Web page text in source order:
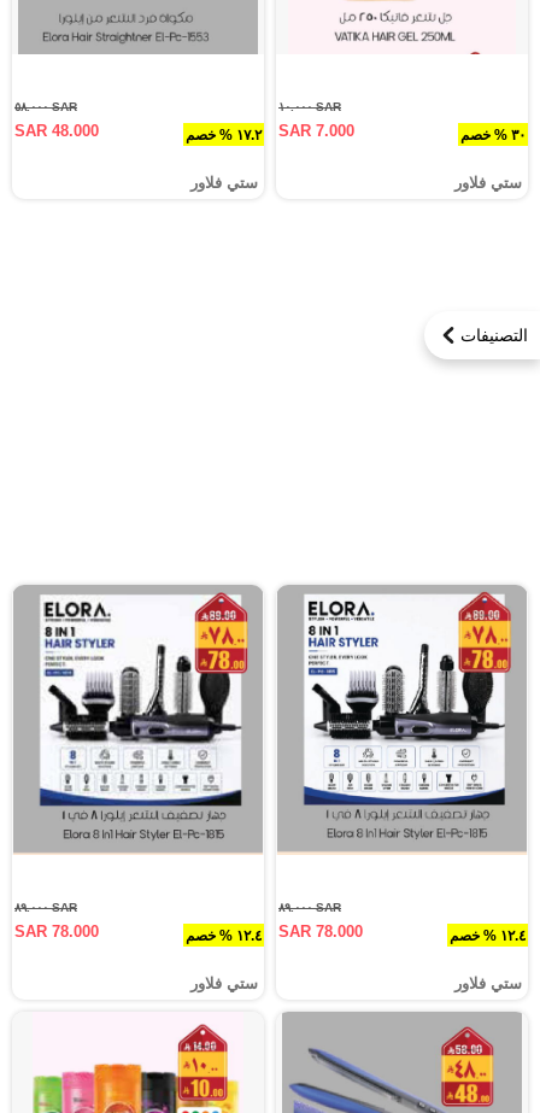
التصنيفات
٣٠ % خصم
SAR ١٠.٠٠٠
SAR 7.000
ستي فلاور
١٧.٢ % خصم
SAR ٥٨.٠٠٠
SAR 48.000
ستي فلاور
١٢.٤ % خصم
SAR ٨٩.٠٠٠
SAR 78.000
ستي فلاور
١٢.٤ % خصم
SAR ٨٩.٠٠٠
SAR 78.000
ستي فلاور